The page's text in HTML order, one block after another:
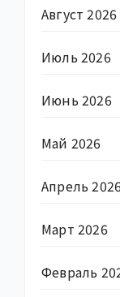
Август 2026
Июль 2026
Июнь 2026
Май 2026
Апрель
Март 2026
Февраль